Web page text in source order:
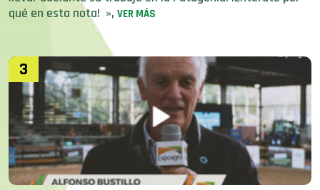
qué en esta nota! », VER MÁS
3